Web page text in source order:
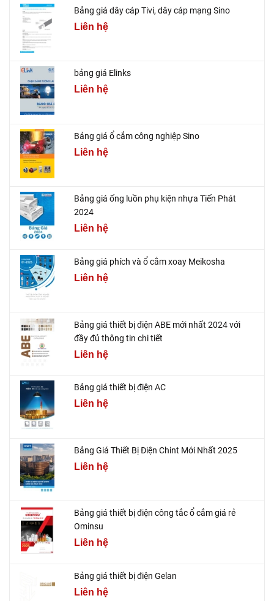
Bảng giá dây cáp Tivi, dây cáp mạng Sino
Liên hệ
bảng giá Elinks
Liên hệ
Bảng giá ổ cắm công nghiệp Sino
Liên hệ
Bảng giá ống luồn phụ kiện nhựa Tiến Phát
2024
Liên hệ
Bảng giá phích và ổ cắm xoay Meikosha
Liên hệ
Bảng giá thiết bị điện ABE mới nhất 2024 với
đầy đủ thông tin chi tiết
Liên hệ
Bảng giá thiết bị điện AC
Liên hệ
Bảng Giá Thiết Bị Điện Chint Mới Nhất 2025
Liên hệ
Bảng giá thiết bị điện công tắc ổ cắm giá rẻ
Ominsu
Liên hệ
Bảng giá thiết bị điện Gelan
Liên hệ